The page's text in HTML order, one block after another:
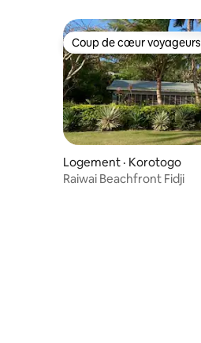
Coup de cœur voyageurs
Coup de cœur voyageurs
Logement · Korotogo
Raiwai Beachfront Fidji